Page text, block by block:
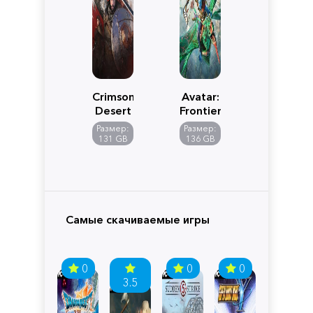
Crimson
Desert
Размер:
131 GB
Avatar:
Frontiers
of
Pandora
Размер:
136 GB
Самые скачиваемые игры
0
3.5
0 0